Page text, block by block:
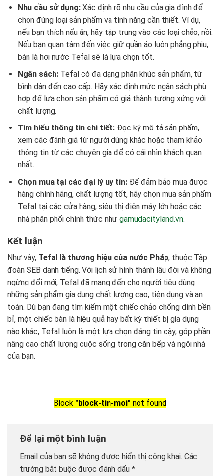
Nhu cầu sử dụng:Xác định rõ nhu cầu của gia đình để
chọn đúng loại sản phẩm và tính năng cần thiết. Ví dụ,
nếu bạn thích nấu ăn, hãy tập trung vào các loại chảo, nồi.
Nếu bạn quan tâm đến việc giữ quần áo luôn phẳng phiu,
bàn là hơi nước Tefal sẽ là lựa chọn tốt.
Ngân sách:Tefal có đa dạng phân khúc sản phẩm, từ
bình dân đến cao cấp. Hãy xác định mức ngân sách phù
hợp để lựa chọn sản phẩm có giá thành tương xứng với
chất lượng.
Tìm hiểu thông tin chi tiết:Đọc kỹ mô tả sản phẩm,
xem các đánh giá từ người dùng khác hoặc tham khảo
thông tin từ các chuyên gia để có cái nhìn khách quan
nhất.
Chọn mua tại các đại lý uy tín:Để đảm bảo mua được
hàng chính hãng, chất lượng tốt, hãy chọn mua sản phẩm
Tefal tại các cửa hàng, siêu thị điện máy lớn hoặc các
nhà phân phối chính thức như gamudacityland.vn.
Kết luận
Như vậy, Tefal là thương hiệu của nước Pháp, thuộc Tập
đoàn SEB danh tiếng. Với lịch sử hình thành lâu đời và không
ngừng đổi mới, Tefal đã mang đến cho người tiêu dùng
những sản phẩm gia dụng chất lượng cao, tiện dụng và an
toàn. Dù bạn đang tìm kiếm một chiếc chảo chống dính bền
bỉ, một chiếc bàn là hiệu quả hay bất kỳ thiết bị gia dụng
nào khác, Tefal luôn là một lựa chọn đáng tin cậy, góp phần
nâng cao chất lượng cuộc sống trong căn bếp và ngôi nhà
của bạn.
Block "block-tin-moi" not found
Để lại một bình luận
Email của bạn sẽ không được hiển thị công khai. Các
trường bắt buộc được đánh dấu *